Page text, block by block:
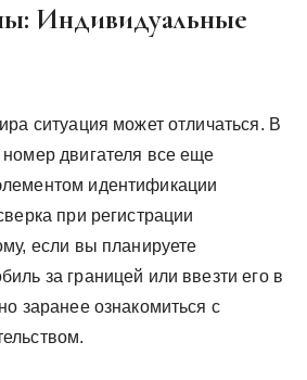
Индивидуальные
ситуация может отличаться. В
двигателя все еще
идентификации
при регистрации
если вы планируете
за границей или ввезти его в
заранее ознакомиться с